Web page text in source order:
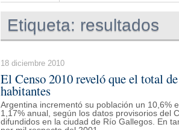
Etiqueta: resultados
18 diciembre 2010
El Censo 2010 reveló que el total
habitantes
Argentina incrementó su población un 10,6%
1,17% anual, según los datos provisorios del
difundidos en la ciudad de Río Gallegos. En